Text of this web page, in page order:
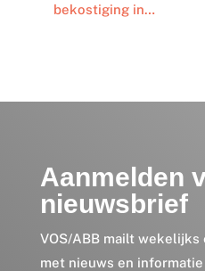
bekostiging in…
Aanmelden
nieuwsbrief
VOS/ABB mailt
met nieuws en